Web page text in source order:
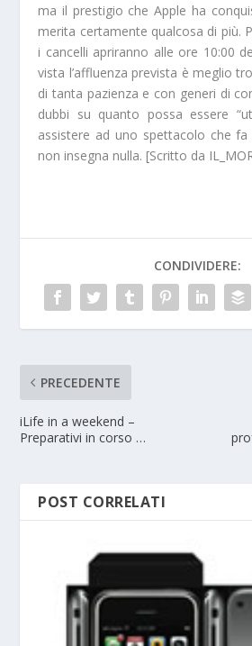
ma il prestigio che Apple ha
merita certamente qualcosa di più.
i cancelli apriranno alle ore 10:00
vista l’affluenza prevista è meglio
di tanta pazienza e con generi di
dubbi su quanto possa essere
assistere ad uno spettacolo che
non insegna nulla. [Scritto da
CONDIVIDERE:
PRECEDENTE
iLife in a weekend –
Preparativi in corso …
POST CORRELATI